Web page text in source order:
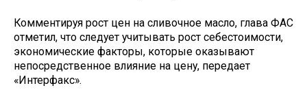
Комментируя рост цен на сливочное масло, глава ФАС
отметил, что следует учитывать рост себестоимости,
экономические факторы, которые оказывают
непосредственное влияние на цену, передает
«Интерфакс».